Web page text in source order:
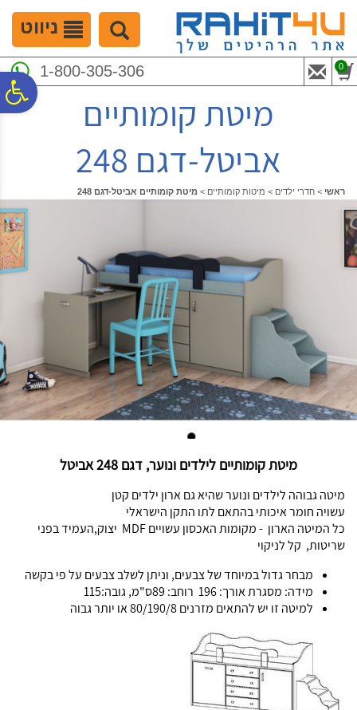
נגישות
המרכזי
ניווט
1-800-305-306 0
מיטת קומותיים
אביטל-דגם 248
ראשי > חדרי ילדים > מיטות קומותיים > מיטת קומותיים אביטל-דגם 248
מיטת קומותיים לילדים ונוער, דגם 248 אביטל
מיטה גבוהה לילדים ונוער שהיא גם ארון ילדים קטן
עשויה חומר איכותי בהתאם לתו התקן הישראלי
כל המיטה הארון - מקומות האכסון עשויים MDF יצוק,העמיד בפני
שריטות, קל לניקוי
מבחר גדול במיוחד של צבעים, וניתן לשלב צבעים על פי בקשה
מידה: מסגרת אורך: 196 רוחב: 89ס"מ, גובה:115
למיטה זו יש להתאים מזרנים 80/190/8 או יותר גבוה